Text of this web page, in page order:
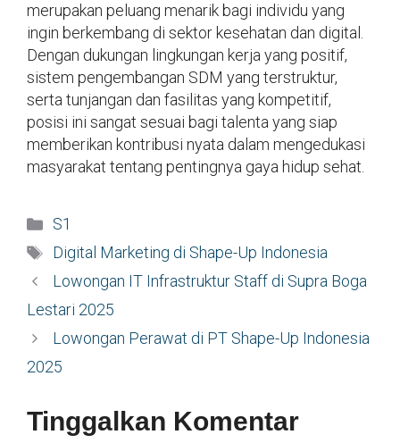
merupakan peluang menarik bagi individu yang
ingin berkembang di sektor kesehatan dan digital.
Dengan dukungan lingkungan kerja yang positif,
sistem pengembangan SDM yang terstruktur,
serta tunjangan dan fasilitas yang kompetitif,
posisi ini sangat sesuai bagi talenta yang siap
memberikan kontribusi nyata dalam mengedukasi
masyarakat tentang pentingnya gaya hidup sehat.
Kategori
S1
Tag
Digital Marketing di Shape-Up Indonesia
Lowongan IT Infrastruktur Staff di Supra Boga
Lestari 2025
Lowongan Perawat di PT Shape-Up Indonesia
2025
Tinggalkan Komentar